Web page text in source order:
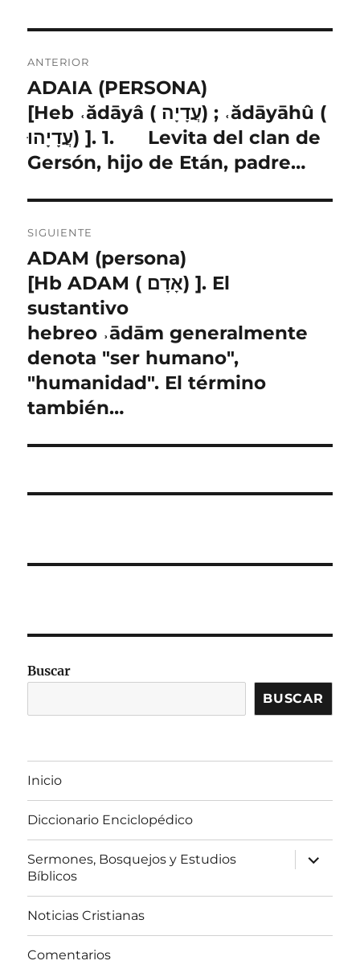
de
entradas
ANTERIOR
Entrada
anterior:
ADAIA (PERSONA)
[Heb ˓ădāyâ ( עֲדָיָה) ; ˓ădāyāhû (
עֲדָיָהוּ) ]. 1. Levita del clan de
Gersón, hijo de Etán, padre…
SIGUIENTE
Entrada
siguiente:
ADAM (persona)
[Hb ADAM ( אָדָם) ]. El
sustantivo
hebreo ˒ādām generalmente
denota "ser humano",
"humanidad". El término
también…
Buscar
BUSCAR
Inicio
Diccionario Enciclopédico
Sermones, Bosquejos y Estudios
Bíblicos
expandir
el
inferior
Noticias Cristianas
Comentarios